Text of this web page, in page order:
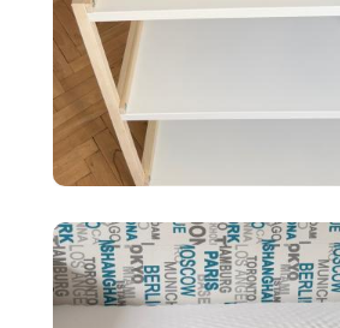
policový diel BI